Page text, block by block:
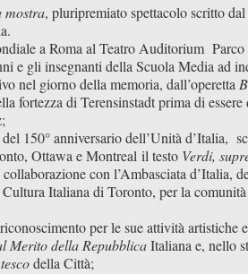
mostra, pluripremiato spettacolo scritto
a Roma al Teatro Auditorium
e gli insegnanti della Scuola Media ad
nel giorno della memoria, dall’operetta
fortezza di Terensinstadt prima di
150° anniversario dell’Unità d’Italia,
Ottawa e Montreal il testo Verdi,
con l’Ambasciata d’Italia,
Italiana di Toronto, per la
per le sue attività artistiche
Merito della RepubblicaItaliana e, nello
della Città;